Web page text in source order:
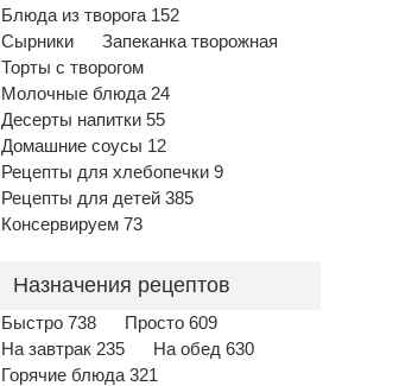
Блюда из творога 152
Сырники
Запеканка творожная
Торты с творогом
Молочные блюда 24
Десерты напитки 55
Домашние соусы 12
Рецепты для хлебопечки 9
Рецепты для детей 385
Консервируем 73
Назначения рецептов
Быстро 738
Просто 609
На завтрак 235
На обед 630
Горячие блюда 321